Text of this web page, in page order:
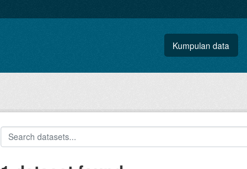
Kumpulan data